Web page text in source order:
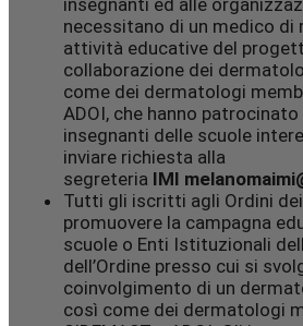
insegnanti ed alle
necessitano di un medico di
attività educative del
collaborazione dei
come dei dermatologi
ADOI, che hanno
insegnanti delle scuole
inviare richiesta alla
segreteria IMI
Tutti gli iscritti agli Ordini
promuovere la campagna
scuole o Enti Istituzionali
dell’Ordine presso cui si
coinvolgimento di un
così come dei dermatologi